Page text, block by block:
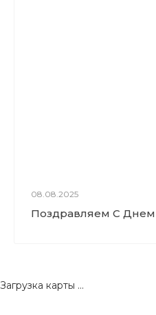
08.08.2025
Поздравляем С Днем
Загрузка карты ...